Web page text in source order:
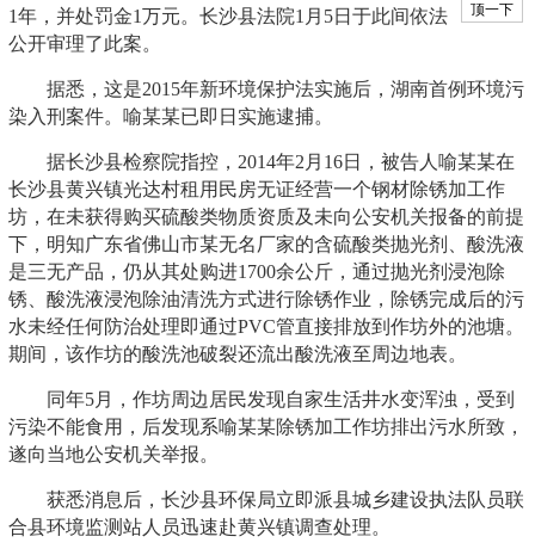
1年，并处罚金1万元。长沙县法院1月5日于此间依法
公开审理了此案。
据悉，这是2015年新环境保护法实施后，湖南首例环境污
染入刑案件。喻某某已即日实施逮捕。
据长沙县检察院指控，2014年2月16日，被告人喻某某在
长沙县黄兴镇光达村租用民房无证经营一个钢材除锈加工作
坊，在未获得购买硫酸类物质资质及未向公安机关报备的前提
下，明知广东省佛山市某无名厂家的含硫酸类抛光剂、酸洗液
是三无产品，仍从其处购进1700余公斤，通过抛光剂浸泡除
锈、酸洗液浸泡除油清洗方式进行除锈作业，除锈完成后的污
水未经任何防治处理即通过PVC管直接排放到作坊外的池塘。
期间，该作坊的酸洗池破裂还流出酸洗液至周边地表。
同年5月，作坊周边居民发现自家生活井水变浑浊，受到
污染不能食用，后发现系喻某某除锈加工作坊排出污水所致，
遂向当地公安机关举报。
获悉消息后，长沙县环保局立即派县城乡建设执法队员联
合县环境监测站人员迅速赴黄兴镇调查处理。